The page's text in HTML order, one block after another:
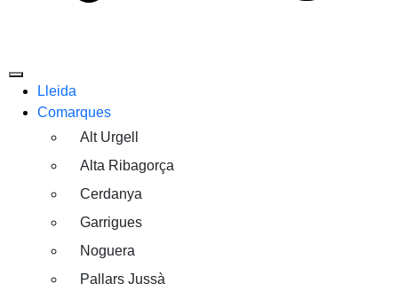
Lleida
Comarques
Alt Urgell
Alta Ribagorça
Cerdanya
Garrigues
Noguera
Pallars Jussà